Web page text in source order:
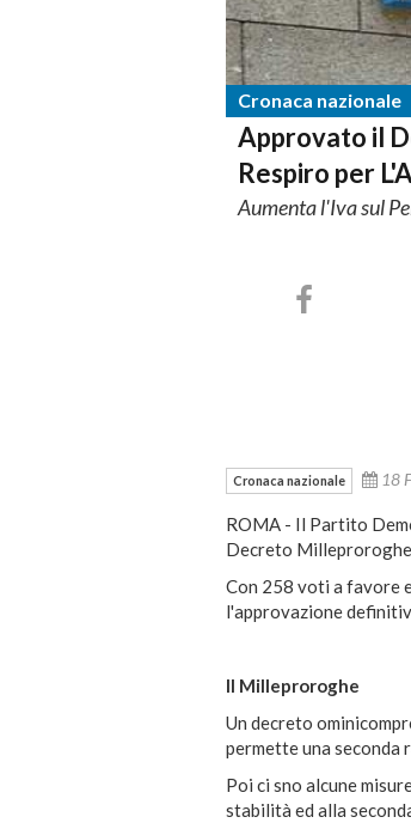
Cronaca nazionale
Approvato il
Respiro per
Aumenta l'Iva sul
Cronaca nazionale 18
ROMA - Il Partito
Decreto
Con 258 voti a favore
l'approvazione
Il Milleproroghe
Un decreto
permette una seconda
Poi ci sno alcune
stabilità ed alla